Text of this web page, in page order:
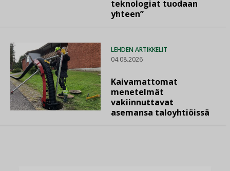
teknologiat tuodaan
yhteen”
LEHDEN ARTIKKELIT
04.08.2026
Kaivamattomat
menetelmät
vakiinnuttavat
asemansa taloyhtiöissä